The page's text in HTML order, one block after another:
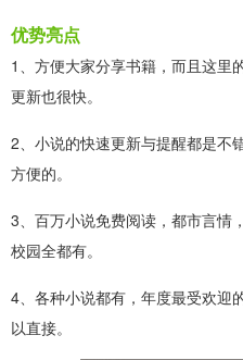
优势亮点
1、方便大家分享书籍，而且这里
更新也很快。
2、小说的快速更新与提醒都是不
方便的。
3、百万小说免费阅读，都市言情
校园全都有。
4、各种小说都有，年度最受欢迎
以直接。